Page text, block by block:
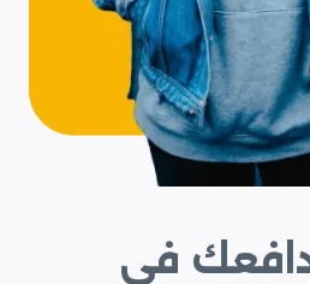
دافعك في